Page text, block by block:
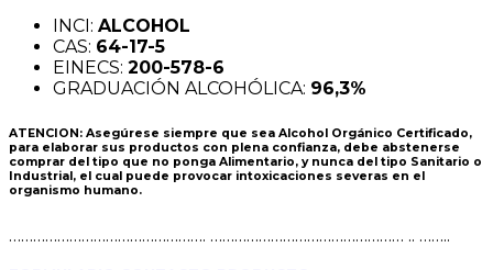
INCI: ALCOHOL
CAS: 64-17-5
EINECS: 200-578-6
GRADUACIÓN ALCOHÓLICA: 96,3%
ATENCION: Asegúrese siempre que sea Alcohol Orgánico Certificado,
para elaborar sus productos con plena confianza, debe abstenerse
comprar del tipo que no ponga Alimentario, y nunca del tipo Sanitario o
Industrial, el cual puede provocar intoxicaciones severas en el
organismo humano.
…………………………………………. ………………………………………… .. ……..